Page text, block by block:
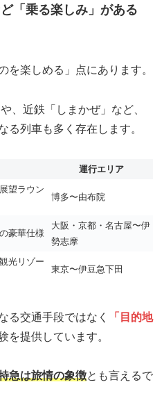
「乗る楽しみ」がある
を楽しめる」点にあります。
、近鉄「しまかぜ」など、
る列車も多く存在します。
運行エリア
望ラウン
博多〜由布院
豪華仕様
大阪・京都・名古屋〜伊
勢志摩
光リゾー
東京〜伊豆急下田
る交通手段ではなく
「目的地
を提供しています。
急は旅情の象徴とも言えるで